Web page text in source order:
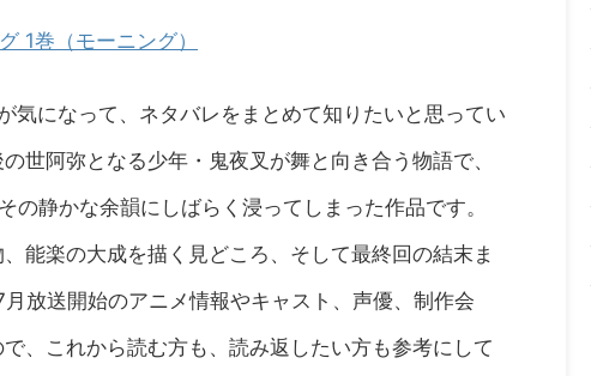
1巻（モーニング）
気になって、ネタバレをまとめて知りたいと思ってい
世阿弥となる少年・鬼夜叉が舞と向き合う物語で、
静かな余韻にしばらく浸ってしまった作品です。
能楽の大成を描く見どころ、そして最終回の結末ま
放送開始のアニメ情報やキャスト、声優、制作会
、これから読む方も、読み返したい方も参考にして